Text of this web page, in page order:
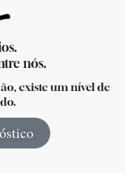
nós.
existe um nível de